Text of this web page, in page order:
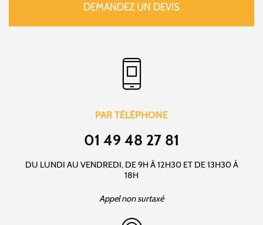
DEMANDEZ UN DEVIS
PAR TÉLÉPHONE
01 49 48 27 81
DU LUNDI AU VENDREDI, DE 9H À 12H30 ET DE 13H30 À
18H
Appel non surtaxé